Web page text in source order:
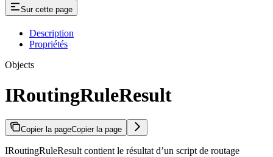
Sur cette page
Description
Propriétés
Objects
IRoutingRuleResult
Copier la pageCopier la page
IRoutingRuleResult contient le résultat d’un script de routage